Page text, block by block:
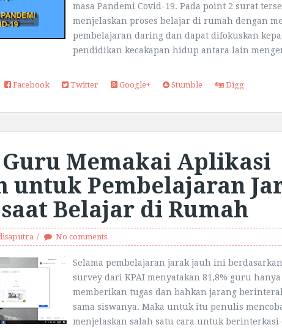
masa Pandemi Covid-19. Pada point 2 surat
menjelaskan proses belajar di rumah dengan
pembelajaran daring dan dapat difokuskan
pendidikan kecakapan hidup antara lain
Facebook Twitter Google+ Stumble Digg
Guru Memakai Aplikasi
untuk Pembelajaran
Belajar di Rumah
No comments
Selama pembelajaran jarak jauh ini
survey dari KPAI menyatakan 81,8% guru hanya
memberikan tugas dan bahkan jarang
sama siswanya. Maka untuk itu penulis
menjelaskan salah satu cara untuk berinterkasi